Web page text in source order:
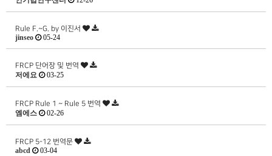
Rule F.~G. by 이진서
jinseo 05-24
FRCP 단어장 및 번역
저에요 03-25
FRCP Rule 1 ~ Rule 5 번역
엠에스 02-26
FRCP 5-12 번역문
abcd 03-04